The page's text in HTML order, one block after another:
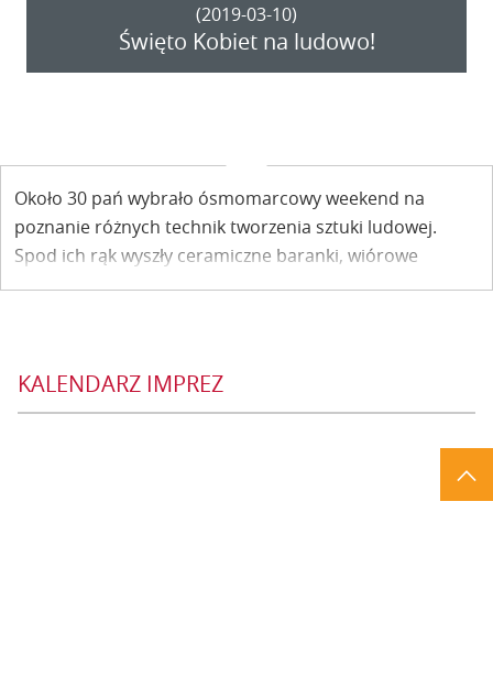
(2019-03-10)
Święto Kobiet na ludowo!
Około 30 pań wybrało ósmomarcowy weekend na
poznanie różnych technik tworzenia sztuki ludowej.
Spod ich rąk wyszły ceramiczne baranki, wiórowe
ptaszki, pisanki i wycinanki. Wszystko barwne i wesołe,
KALENDARZ IMPREZ